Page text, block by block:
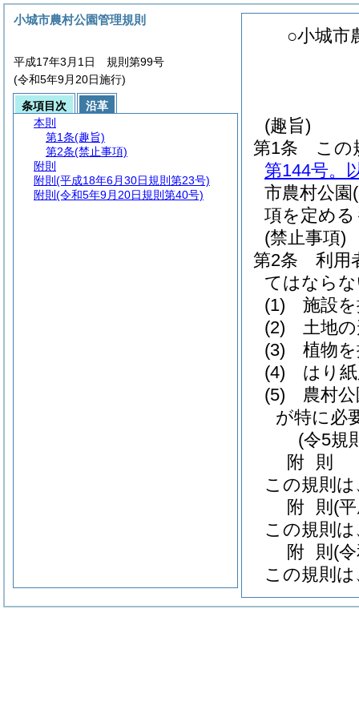
○小城市
(趣旨)
第1条
この
第144号。
市農村公園
項を定め
(禁止事項)
第2条
利用
てはなら
(1)
施設
(2)
土地
(3)
植物
(4)
はり
(5)
農村
が特に必
(令5規
附 則
この規則
附 則 (
この規則
附 則 (
この規則
小城市農村公園管理規則
平成17年3月1日 規則第99号
(令和5年9月20日施行)
条項目次
沿革
本則
第1条(趣旨)
第2条(禁止事項)
附則
附則 (平成18年6月30日規則第23号)
附則 (令和5年9月20日規則第40号)